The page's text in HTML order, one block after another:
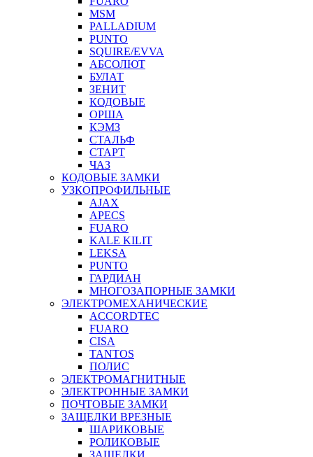
MSM
PALLADIUM
PUNTO
SQUIRE/EVVA
АБСОЛЮТ
БУЛАТ
ЗЕНИТ
КОДОВЫЕ
ОРША
КЭМЗ
СТАЛЬФ
СТАРТ
ЧАЗ
КОДОВЫЕ ЗАМКИ
УЗКОПРОФИЛЬНЫЕ
AJAX
APECS
FUARO
KALE KILIT
LEKSA
PUNTO
ГАРДИАН
МНОГОЗАПОРНЫЕ ЗАМКИ
ЭЛЕКТРОМЕХАНИЧЕСКИЕ
ACCORDTEC
FUARO
CISA
TANTOS
ПОЛИС
ЭЛЕКТРОМАГНИТНЫЕ
ЭЛЕКТРОННЫЕ ЗАМКИ
ПОЧТОВЫЕ ЗАМКИ
ЗАЩЕЛКИ ВРЕЗНЫЕ
ШАРИКОВЫЕ
РОЛИКОВЫЕ
ЗАЩЕЛКИ